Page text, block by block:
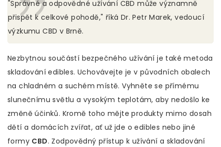
"Správné a odpovědné užívání CBD může významně
přispět k celkové pohodě," říká Dr. Petr Marek, vedoucí
výzkumu CBD v Brně.
Nezbytnou součástí bezpečného užívání je také metoda
skladování edibles. Uchovávejte je v původních obalech
na chladném a suchém místě. Vyhněte se přímému
slunečnímu světlu a vysokým teplotám, aby nedošlo ke
změně účinků. Kromě toho mějte produkty mimo dosah
dětí a domácích zvířat, ať už jde o edibles nebo jiné
formy CBD. Zodpovědný přístup k užívání a skladování